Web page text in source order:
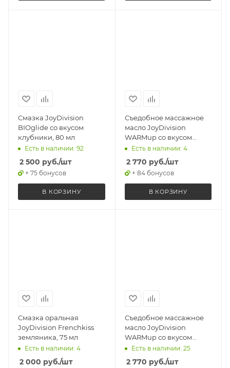
Смазка JoyDivision
BIOglide со вкусом
клубники, 80 мл
Есть в наличии: 92
2 500 руб./шт
+ 75 бонусов
В КОРЗИНУ
Съедобное массажное
масло JoyDivision
WARMup со вкусом
клубники,
разогревающее, 150 мл
Есть в наличии: 4
2 770 руб./шт
+ 84 бонусов
В КОРЗИНУ
Смазка оральная
JoyDivision Frenchkiss
земляника, 75 мл
Есть в наличии: 4
2 000 руб./шт
Съедобное массажное
масло JoyDivision
WARMup со вкусом
манго и маракуйя,
разогревающее, 150 мл
Есть в наличии: 25
2 770 руб./шт